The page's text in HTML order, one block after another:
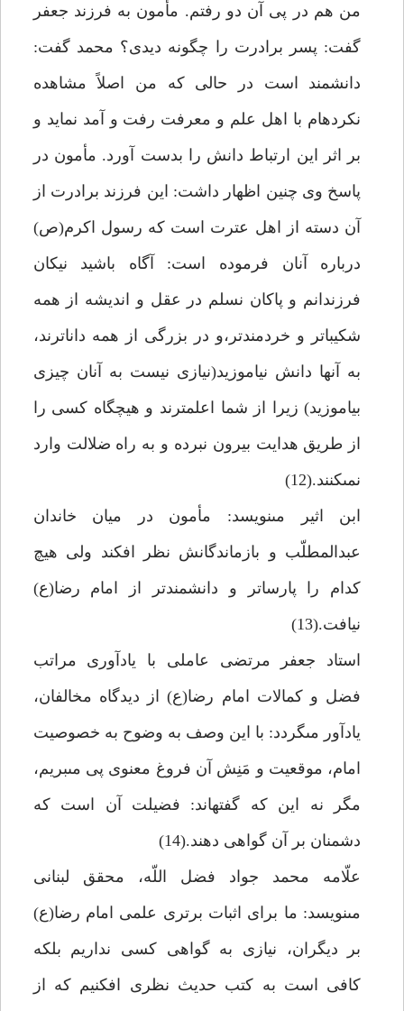
من هم در پى آن دو رفتم. مأمون به فرزند جعفر
گفت: پسر برادرت را چگونه ديدى؟ محمد گفت:
دانشمند است در حالى كه من اصلاً مشاهده
نكرده‏ام با اهل علم و معرفت رفت و آمد نمايد و
بر اثر اين ارتباط دانش را بدست آورد. مأمون در
پاسخ وى چنين اظهار داشت: اين فرزند برادرت از
آن دسته از اهل عترت است كه رسول اكرم(ص)
درباره آنان فرموده است: آگاه باشيد نيكان
فرزندانم و پاكان نسلم در عقل و انديشه از همه
شكيباتر و خردمندتر،و در بزرگى از همه داناترند،
به آنها دانش نياموزيد(نيازى نيست به آنان چيزى
بياموزيد) زيرا از شما اعلم‏ترند و هيچ‏گاه كسى را
از طريق هدايت بيرون نبرده و به راه ضلالت وارد
نمى‏كنند.(12)
ابن اثير مى‏نويسد: مأمون در ميان خاندان
عبدالمطلّب و بازماندگانش نظر افكند ولى هيچ
كدام را پارساتر و دانشمندتر از امام رضا(ع)
نيافت.(13)
استاد جعفر مرتضى عاملى با يادآورى مراتب
فضل و كمالات امام رضا(ع) از ديدگاه مخالفان،
يادآور مى‏گردد: با اين وصف به وضوح به خصوصيت
امام، موقعيت و مَنِش آن فروغ معنوى پى مى‏بريم،
مگر نه اين كه گفته‏اند: فضيلت آن است كه
دشمنان بر آن گواهى دهند.(14)
علّامه محمد جواد فضل اللّه، محقق لبنانى
مى‏نويسد: ما براى اثبات برترى علمى امام رضا(ع)
بر ديگران، نيازى به گواهى كسى نداريم بلكه
كافى است به كتب حديث نظرى افكنيم كه از